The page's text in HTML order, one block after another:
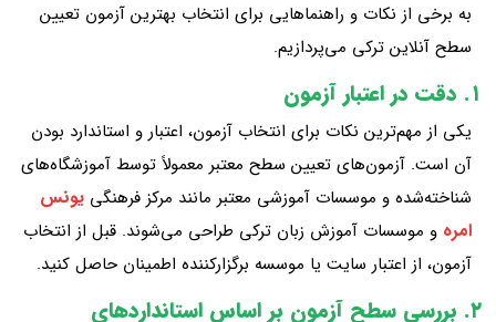
به برخی از نکات و راهنماهایی برای انتخاب بهترین آزمون تعیین
سطح آنلاین ترکی می‌پردازیم.
۱. دقت در اعتبار آزمون
یکی از مهم‌ترین نکات برای انتخاب آزمون، اعتبار و استاندارد بودن
آن است. آزمون‌های تعیین سطح معتبر معمولاً توسط آموزشگاه‌های
شناخته‌شده و موسسات آموزشی معتبر مانند مرکز فرهنگی یونس
امره و موسسات آموزش زبان ترکی طراحی می‌شوند. قبل از انتخاب
آزمون، از اعتبار سایت یا موسسه برگزارکننده اطمینان حاصل کنید.
۲. بررسی سطح آزمون بر اساس استانداردهای